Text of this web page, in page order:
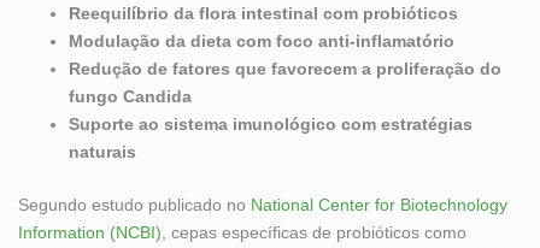
Reequilíbrio da flora intestinal com probióticos
Modulação da dieta com foco anti-inflamatório
Redução de fatores que favorecem a proliferação do
fungo Candida
Suporte ao sistema imunológico com estratégias
naturais
Segundo estudo publicado no National Center for Biotechnology
Information (NCBI) , cepas específicas de probióticos como